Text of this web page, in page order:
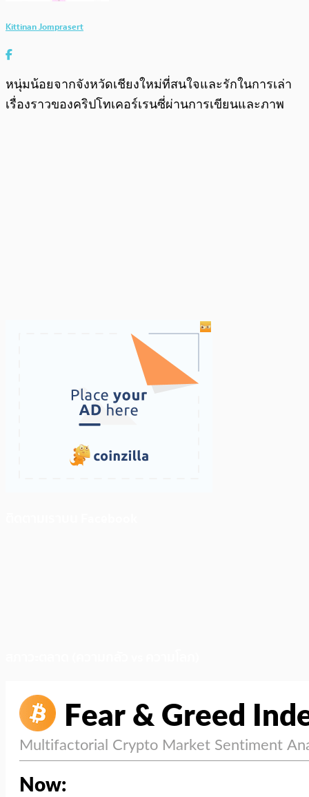
Kittinan Jomprasert
หนุ่มน้อยจากจังหวัดเชียงใหม่ที่สนใจและรักในการเล่า
เรื่องราวของคริปโทเคอร์เรนซี่ผ่านการเขียนและภาพ